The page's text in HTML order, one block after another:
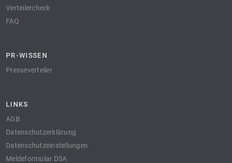
Verteilercheck
FAQ
PR-WISSEN
Presseverteiler
LINKS
AGB
Datenschutzerklärung
Datenschutzeinstellungen
Meldeformular DSA